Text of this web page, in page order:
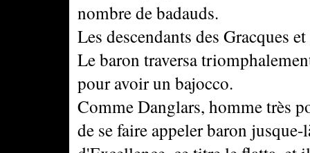
nombre de badauds.
Les descendants des Gracques
Le baron traversa
pour avoir un bajocco.
Comme Danglars, homme très
de se faire appeler baron